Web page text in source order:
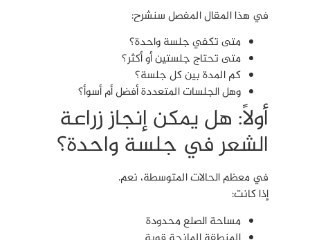
في هذا المقال المفصل سنشرح:
متى تكفي جلسة واحدة؟
متى تحتاج جلستين أو أكثر؟
كم المدة بين كل جلسة؟
وهل الجلسات المتعددة أفضل أم أسوأ؟
أولاً: هل يمكن إنجاز زراعة
الشعر في جلسة واحدة؟
في معظم الحالات المتوسطة، نعم.
إذا كانت:
مساحة الصلع محدودة